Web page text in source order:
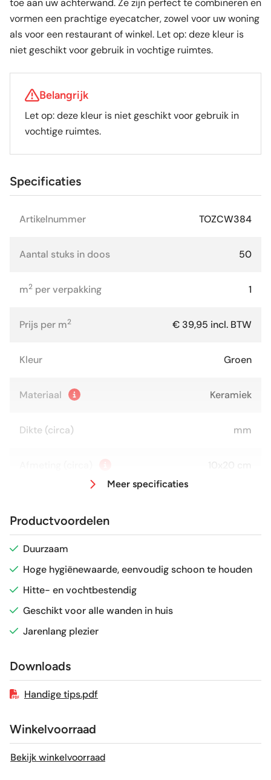
toe aan uw achterwand. Ze zijn perfect te combineren en
vormen een prachtige eyecatcher, zowel voor uw woning
als voor een restaurant of winkel. Let op: deze kleur is
niet geschikt voor gebruik in vochtige ruimtes.
Belangrijk
Let op: deze kleur is niet geschikt voor gebruik in
vochtige ruimtes.
Specificaties
Artikelnummer TOZCW384
Aantal stuks in doos 50
m2 per verpakking 1
Prijs per m2 € 39,95 incl. BTW
Kleur Groen
Materiaal Keramiek
Dikte (circa) mm
Gerectificeerd Nee
Vorstbestendig Nee
Sortering
Craquelé
Meer specificaties
Productvoordelen
Duurzaam
Hoge hygiënewaarde, eenvoudig schoon te houden
Hitte- en vochtbestendig
Geschikt voor alle wanden in huis
Jarenlang plezier
Downloads
Handige tips.pdf
Winkelvoorraad
Bekijk winkelvoorraad